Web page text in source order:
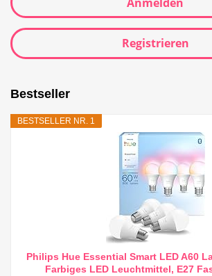
Registrieren
Bestseller
BESTSELLER NR. 1
Philips Hue Essential Smart LED A60
Farbiges LED Leuchtmittel, E27